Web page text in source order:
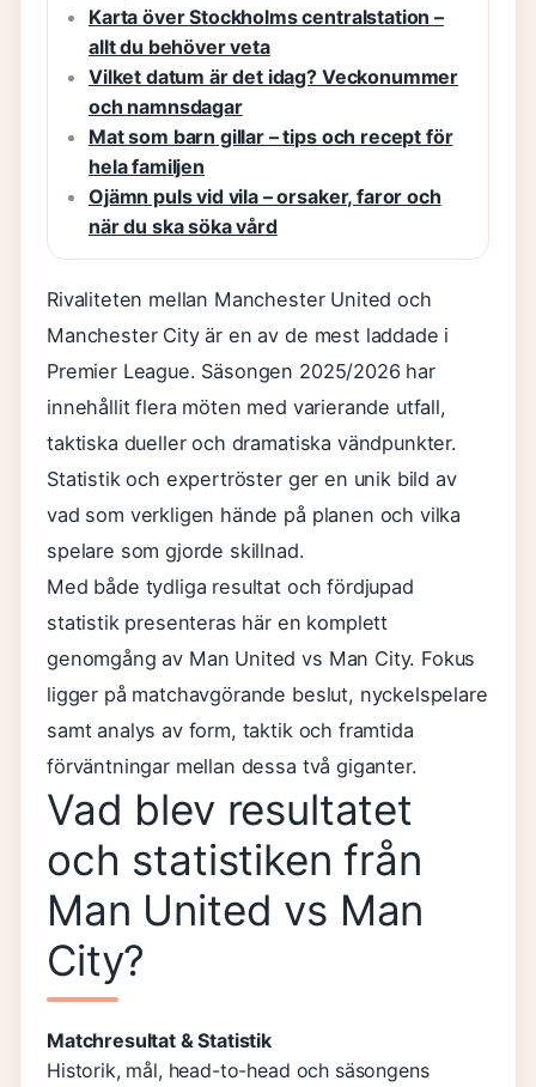
Karta över Stockholms centralstation –
allt du behöver veta
Vilket datum är det idag? Veckonummer
och namnsdagar
Mat som barn gillar – tips och recept för
hela familjen
Ojämn puls vid vila – orsaker, faror och
när du ska söka vård
Rivaliteten mellan Manchester United och
Manchester City är en av de mest laddade i
Premier League. Säsongen 2025/2026 har
innehållit flera möten med varierande utfall,
taktiska dueller och dramatiska vändpunkter.
Statistik och expertröster ger en unik bild av
vad som verkligen hände på planen och vilka
spelare som gjorde skillnad.
Med både tydliga resultat och fördjupad
statistik presenteras här en komplett
genomgång av Man United vs Man City. Fokus
ligger på matchavgörande beslut, nyckelspelare
samt analys av form, taktik och framtida
förväntningar mellan dessa två giganter.
Vad blev resultatet
och statistiken från
Man United vs Man
City?
Matchresultat & Statistik
Historik, mål, head-to-head och säsongens